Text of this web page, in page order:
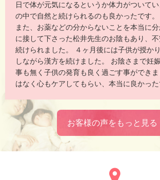
日で体が元気になるというか体力がついて
の中で自然と続けられるのも良かったです。
また、お薬などの分からないことを本当に
に接して下さった松井先生のお陰もあり、
続けられました。 ４ヶ月後には子供が授か
しながら漢方を続けました。 お陰さまで妊
事も無く子供の発育も良く過ごす事ができ
はなく心もケアしてもらい、本当に良かった
お客様の声をもっと見る